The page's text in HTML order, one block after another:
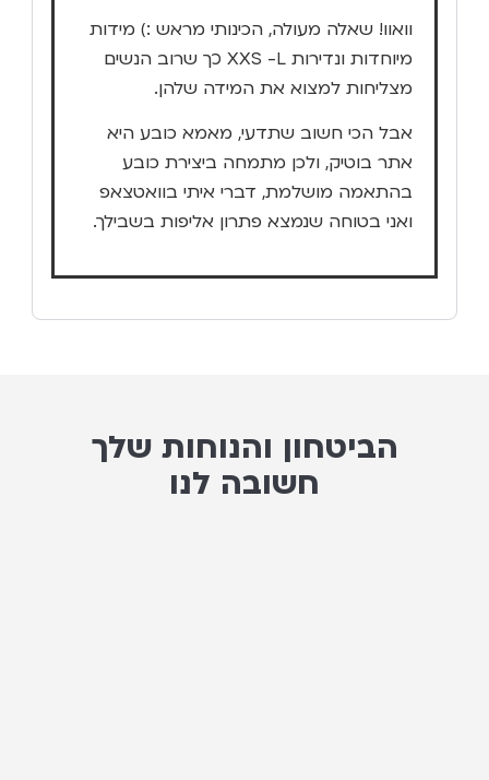
וואוו! שאלה מעולה, הכינותי מראש :) מידות
מיוחדות ונדירות XXS -L כך שרוב הנשים
מצליחות למצוא את המידה שלהן.
אבל הכי חשוב שתדעי, מאמא כובע היא
אתר בוטיק, ולכן מתמחה ביצירת כובע
בהתאמה מושלמת, דברי איתי בוואטצאפ
ואני בטוחה שנמצא פתרון אליפות בשבילך.
הביטחון והנוחות שלך
חשובה לנו